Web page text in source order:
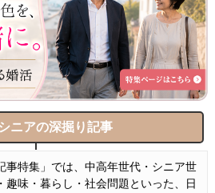
ニアの深掘り記事
事特集」では、中高年世代・シニア世
趣味・暮らし・社会問題といった、日